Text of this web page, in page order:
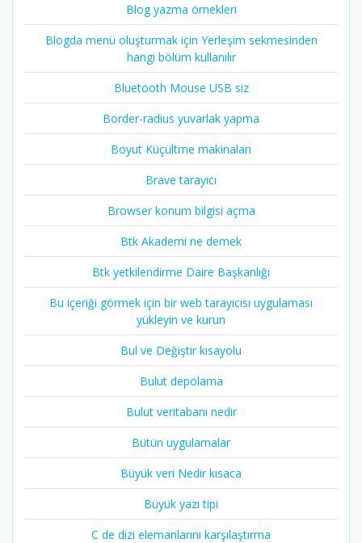
Blog yazma örnekleri
Blogda menü oluşturmak için Yerleşim sekmesinden
hangi bölüm kullanılır
Bluetooth Mouse USB siz
Border-radius yuvarlak yapma
Boyut Küçültme makinaları
Brave tarayıcı
Browser konum bilgisi açma
Btk Akademi ne demek
Btk yetkilendirme Daire Başkanlığı
Bu içeriği görmek için bir web tarayıcısı uygulaması
yükleyin ve kurun
Bul ve Değiştir kısayolu
Bulut depolama
Bulut veritabanı nedir
Bütün uygulamalar
Büyük veri Nedir kısaca
Büyük yazı tipi
C de dizi elemanlarını karşılaştırma